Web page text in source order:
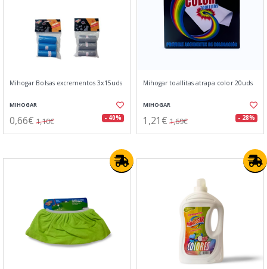
Mihogar Bolsas excrementos 3x15uds
MIHOGAR
0,66€ 1,10€ - 40%
Mihogar toallitas atrapa color 20uds
MIHOGAR
1,21€ 1,69€ - 28%